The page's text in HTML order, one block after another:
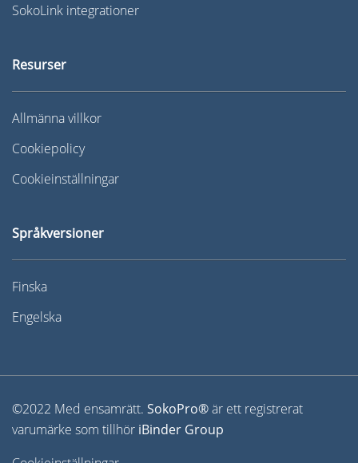
SokoLink integrationer
Resurser
Allmänna villkor
Cookiepolicy
Cookieinställningar
Språkversioner
Finska
Engelska
©2022 Med ensamrätt. SokoPro®är ett registrerat
varumärke som tillhör iBinder Group